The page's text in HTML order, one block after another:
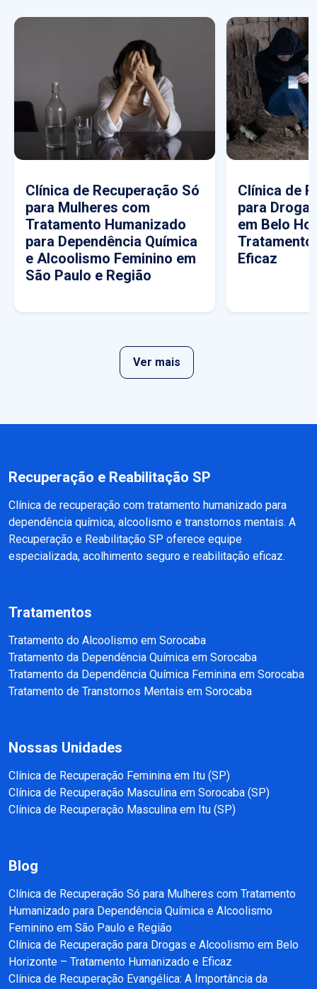
Clínica de Recuperação Só
para Mulheres com
Tratamento Humanizado
para Dependência Química
e Alcoolismo Feminino em
São Paulo e Região
Clínica de
para
em Belo
Tratamento
Eficaz
Ver mais
Recuperação e Reabilitação SP
Clínica de recuperação com tratamento humanizado para
dependência química, alcoolismo e transtornos mentais. A
Recuperação e Reabilitação SP oferece equipe
especializada, acolhimento seguro e reabilitação eficaz.
Tratamentos
Tratamento do Alcoolismo em Sorocaba
Tratamento da Dependência Química em Sorocaba
Tratamento da Dependência Química Feminina em Sorocaba
Tratamento de Transtornos Mentais em Sorocaba
Nossas Unidades
Clínica de Recuperação Feminina em Itu (SP)
Clínica de Recuperação Masculina em Sorocaba (SP)
Clínica de Recuperação Masculina em Itu (SP)
Blog
Clínica de Recuperação Só para Mulheres com Tratamento
Humanizado para Dependência Química e Alcoolismo
Feminino em São Paulo e Região
Clínica de Recuperação para Drogas e Alcoolismo em Belo
Horizonte – Tratamento Humanizado e Eficaz
Clínica de Recuperação Evangélica: A Importância da